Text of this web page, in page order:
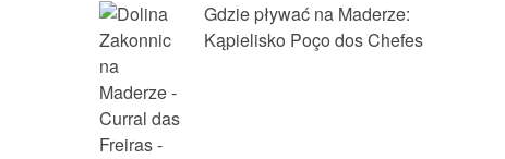
Gdzie pływać na Maderze:
Kąpielisko Poço dos Chefes